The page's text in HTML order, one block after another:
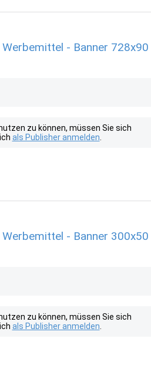
- Banner 728x90
zu können, müssen Sie sich
als Publisher anmelden
- Banner 300x50
zu können, müssen Sie sich
als Publisher anmelden